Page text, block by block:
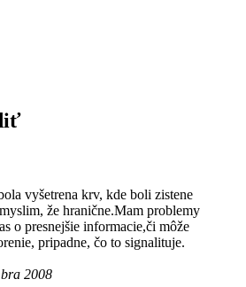
vyšetrena krv, kde boli zistene
že hranične.Mam problemy
o presnejšie informacie,či môže
pripadne, čo to signalituje.
2008